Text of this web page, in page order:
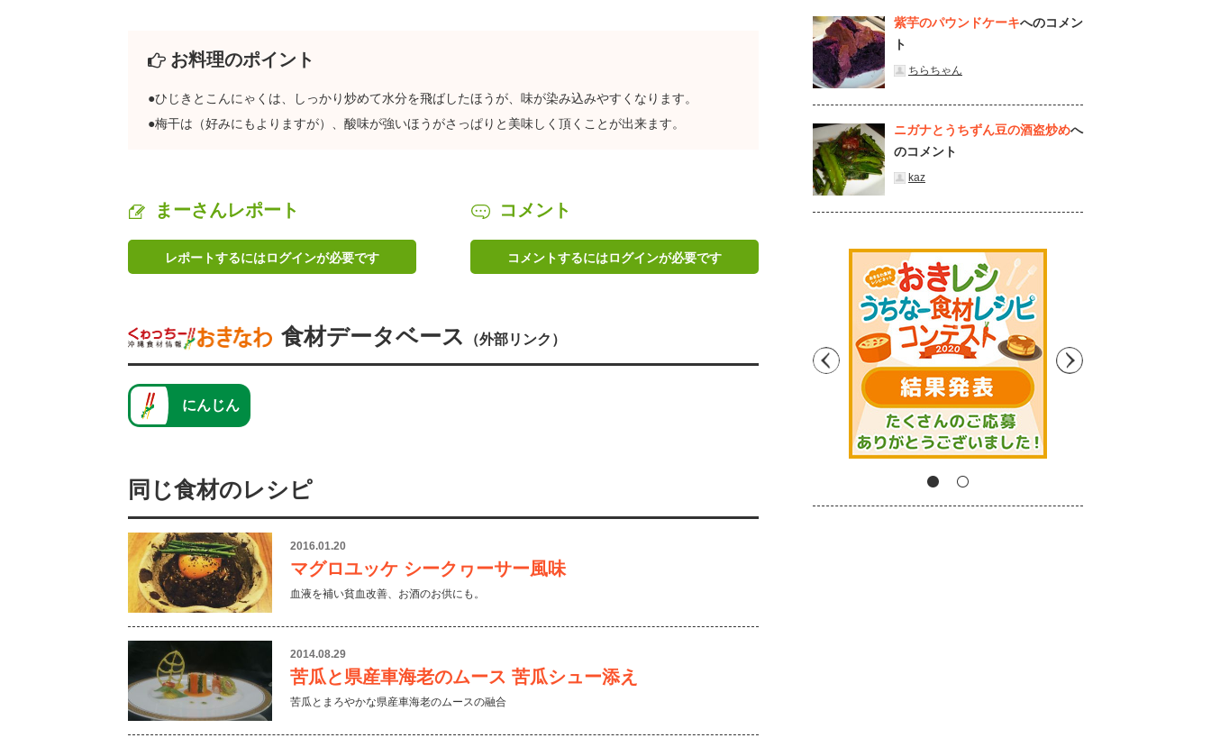
お料理のポイント
●ひじきとこんにゃくは、しっかり炒めて水分を飛ばしたほうが、味が染み込みやすくなります。
●梅干は（好みにもよりますが）、酸味が強いほうがさっぱりと美味しく頂くことが出来ます。
まーさんレポート
レポートするにはログインが必要です
コメント
コメントするにはログインが必要です
食材データベース （外部リンク）
にんじん
同じ食材のレシピ
2016.01.20
マグロユッケ シークヮーサー風味
血液を補い貧血改善、お酒のお供にも。
2014.08.29
苦瓜と県産車海老のムース 苦瓜シュー添え
苦瓜とまろやかな県産車海老のムースの融合
紫芋のパウンドケーキへのコメン
ト
ちらちゃん
ニガナとうちずん豆の酒盗炒めへ
のコメント
kaz